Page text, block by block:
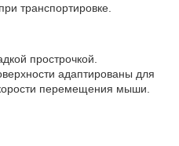
транспортировке.
прострочкой.
адаптированы для
перемещения мыши.